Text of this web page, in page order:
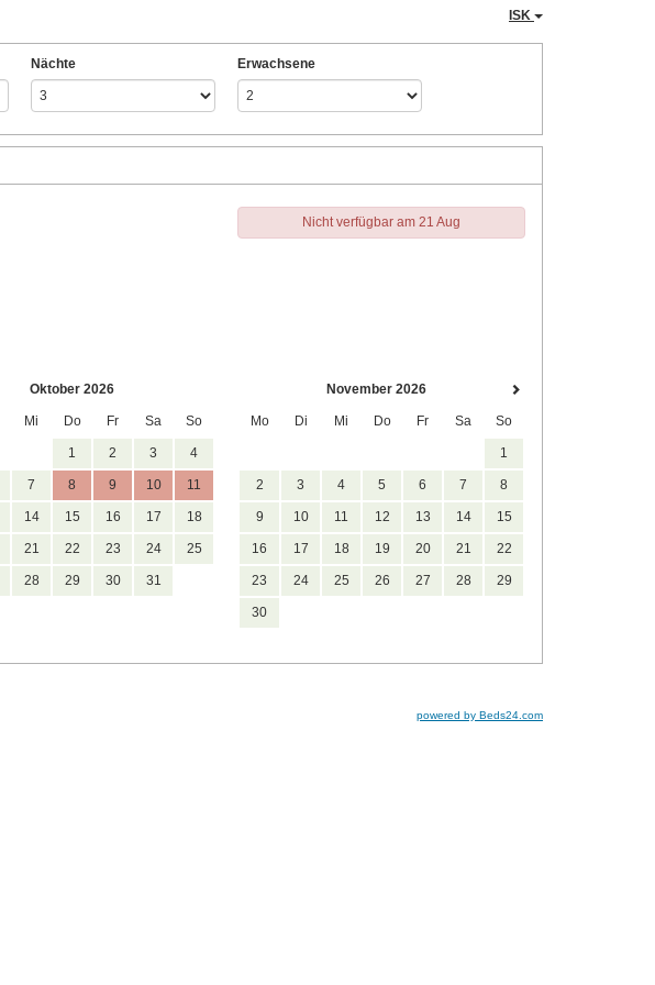
ISK
Nächte Erwachsene
Nicht verfügbar am 21 Aug
Oktober 2026
Mi Do Fr Sa So
1 2 3 4
7 8 9 10 11
14 15 16 17 18
21 22 23 24 25
28 29 30 31
November 2026
Mo Di Mi Do Fr Sa So
1
2 3 4 5 6 7 8
9 10 11 12 13 14 15
16 17 18 19 20 21 22
23 24 25 26 27 28 29
30
powered by Beds24.com